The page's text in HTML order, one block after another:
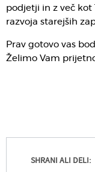
podjetji in z več kot
razvoja starejših
Prav gotovo vas
Želimo Vam
SHRANI ALI DELI: